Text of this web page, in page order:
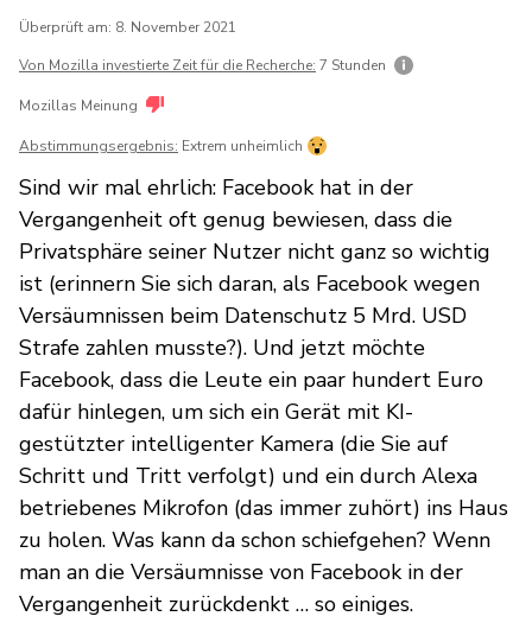
Überprüft am: 8. November 2021
Von Mozilla investierte Zeit für die Recherche: 7 Stunden
Mozillas Meinung
Abstimmungsergebnis: Extrem unheimlich
Sind wir mal ehrlich: Facebook hat in der
Vergangenheit oft genug bewiesen, dass die
Privatsphäre seiner Nutzer nicht ganz so wichtig
ist (erinnern Sie sich daran, als Facebook wegen
Versäumnissen beim Datenschutz 5 Mrd. USD
Strafe zahlen musste?). Und jetzt möchte
Facebook, dass die Leute ein paar hundert Euro
dafür hinlegen, um sich ein Gerät mit KI-
gestützter intelligenter Kamera (die Sie auf
Schritt und Tritt verfolgt) und ein durch Alexa
betriebenes Mikrofon (das immer zuhört) ins Haus
zu holen. Was kann da schon schiefgehen? Wenn
man an die Versäumnisse von Facebook in der
Vergangenheit zurückdenkt … so einiges.